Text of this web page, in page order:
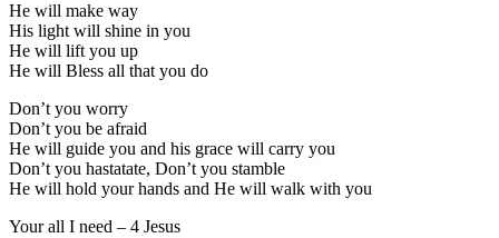
He will make way
His light will shine in you
He will lift you up
He will Bless all that you do
Don’t you worry
Don’t you be afraid
He will guide you and his grace will carry you
Don’t you hastatate, Don’t you stamble
He will hold your hands and He will walk with you
Your all I need – 4 Jesus